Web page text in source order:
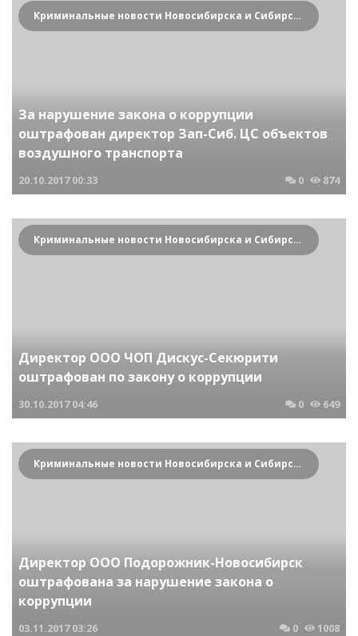
Криминальные новости Новосибирска и Сибирского региона
За нарушение закона о коррупции
оштрафован директор Зап-Сиб. ЦС объектов
воздушного транспорта
20.10.2017 00:33 0 874
Криминальные новости Новосибирска и Сибирского региона
Директор ООО ЧОП Дискус-Секюрити
оштрафован по закону о коррупции
30.10.2017 04:46 0 649
Криминальные новости Новосибирска и Сибирского региона
Директор ООО Подорожник-Новосибирск
оштрафована за нарушение закона о
коррупции
03.11.2017 03:26 0 1008